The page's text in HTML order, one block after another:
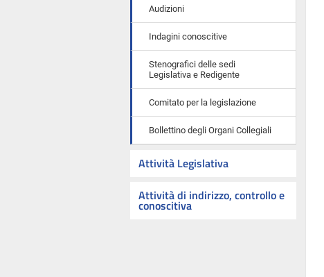
Audizioni
Indagini conoscitive
Stenografici delle sedi
Legislativa e Redigente
Comitato per la legislazione
Bollettino degli Organi Collegiali
Attività Legislativa
Attività di indirizzo, controllo e
conoscitiva